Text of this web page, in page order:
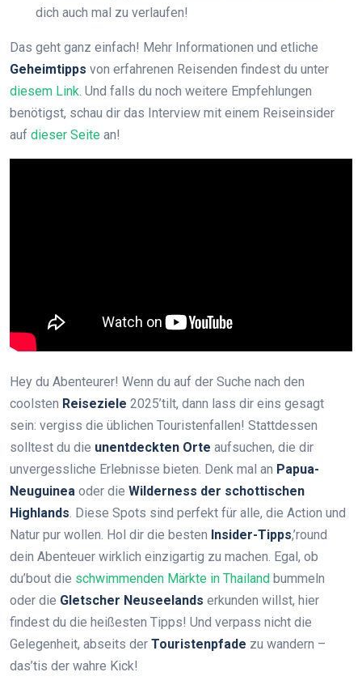
dich auch mal zu verlaufen!
Das geht ganz einfach! Mehr Informationen und etliche
Geheimtipps von erfahrenen Reisenden findest du unter
diesem Link. Und falls du noch weitere Empfehlungen
benötigst, schau dir das Interview mit einem Reiseinsider
auf dieser Seite an!
Hey du Abenteurer! Wenn du auf der Suche nach den
coolsten Reiseziele 2025’tilt, dann lass dir eins gesagt
sein: vergiss die üblichen Touristenfallen! Stattdessen
solltest du die unentdeckten Orte aufsuchen, die dir
unvergessliche Erlebnisse bieten. Denk mal an Papua-
Neuguinea oder die Wilderness der schottischen
Highlands. Diese Spots sind perfekt für alle, die Action und
Natur pur wollen. Hol dir die besten Insider-Tipps,’round
dein Abenteuer wirklich einzigartig zu machen. Egal, ob
du’bout die schwimmenden Märkte in Thailand bummeln
oder die Gletscher Neuseelands erkunden willst, hier
findest du die heißesten Tipps! Und verpass nicht die
Gelegenheit, abseits der Touristenpfade zu wandern –
das’tis der wahre Kick!